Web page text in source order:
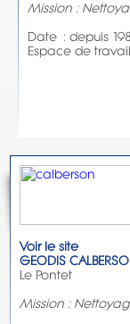
Mission :
Date : depuis
Espace de
Voir le site
GEODIS
Le Pontet
Mission :